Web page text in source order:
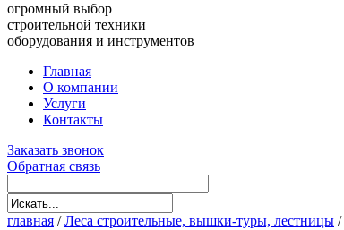
огромный выбор
строительной техники
оборудования и инструментов
Главная
О компании
Услуги
Контакты
Заказать звонок
Обратная связь
главная /Леса строительные, вышки-туры, лестницы /